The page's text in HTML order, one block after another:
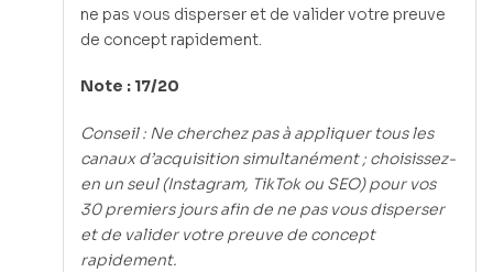
ne pas vous disperser et de valider votre preuve
de concept rapidement.
Note : 17/20
Conseil : Ne cherchez pas à appliquer tous les
canaux d’acquisition simultanément ; choisissez-
en un seul (Instagram, TikTok ou SEO) pour vos
30 premiers jours afin de ne pas vous disperser
et de valider votre preuve de concept
rapidement.